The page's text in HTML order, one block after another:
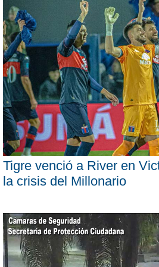
Tigre venció a River en
la crisis del Millonario